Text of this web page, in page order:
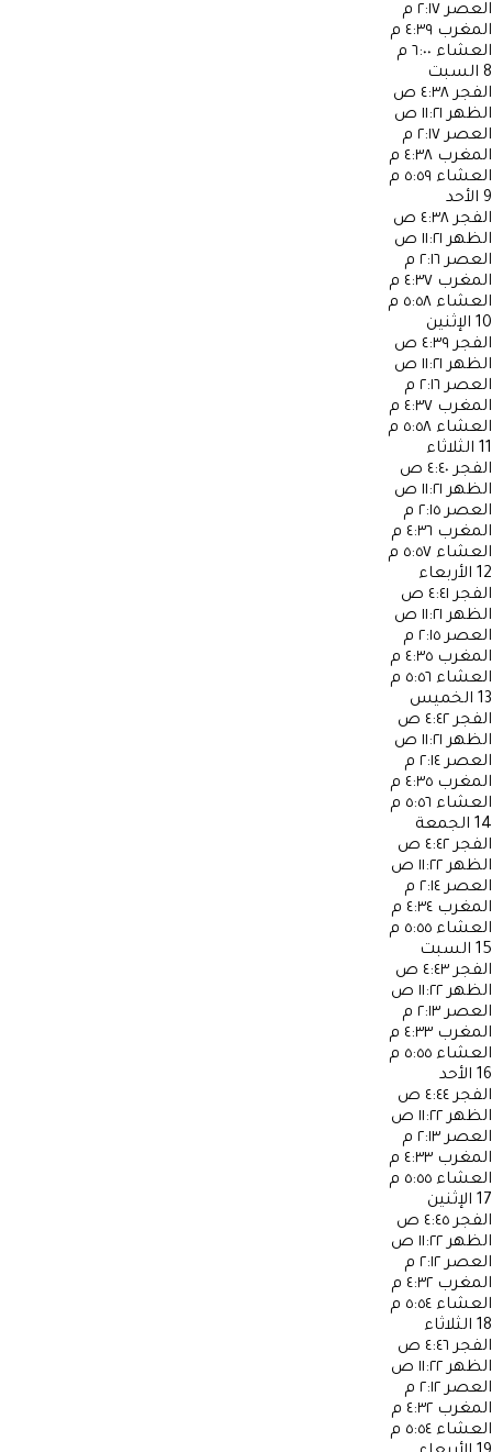
العصر ٢:١٧ م
المغرب ٤:٣٩ م
العشاء ٦:٠٠ م
8 السبت
الفجر ٤:٣٨ ص
الظهر ١١:٢١ ص
العصر ٢:١٧ م
المغرب ٤:٣٨ م
العشاء ٥:٥٩ م
9 الأحد
الفجر ٤:٣٨ ص
الظهر ١١:٢١ ص
العصر ٢:١٦ م
المغرب ٤:٣٧ م
العشاء ٥:٥٨ م
10 الإثنين
الفجر ٤:٣٩ ص
الظهر ١١:٢١ ص
العصر ٢:١٦ م
المغرب ٤:٣٧ م
العشاء ٥:٥٨ م
11 الثلاثاء
الفجر ٤:٤٠ ص
الظهر ١١:٢١ ص
العصر ٢:١٥ م
المغرب ٤:٣٦ م
العشاء ٥:٥٧ م
12 الأربعاء
الفجر ٤:٤١ ص
الظهر ١١:٢١ ص
العصر ٢:١٥ م
المغرب ٤:٣٥ م
العشاء ٥:٥٦ م
13 الخميس
الفجر ٤:٤٢ ص
الظهر ١١:٢١ ص
العصر ٢:١٤ م
المغرب ٤:٣٥ م
العشاء ٥:٥٦ م
14 الجمعة
الفجر ٤:٤٢ ص
الظهر ١١:٢٢ ص
العصر ٢:١٤ م
المغرب ٤:٣٤ م
العشاء ٥:٥٥ م
15 السبت
الفجر ٤:٤٣ ص
الظهر ١١:٢٢ ص
العصر ٢:١٣ م
المغرب ٤:٣٣ م
العشاء ٥:٥٥ م
16 الأحد
الفجر ٤:٤٤ ص
الظهر ١١:٢٢ ص
العصر ٢:١٣ م
المغرب ٤:٣٣ م
العشاء ٥:٥٥ م
17 الإثنين
الفجر ٤:٤٥ ص
الظهر ١١:٢٢ ص
العصر ٢:١٢ م
المغرب ٤:٣٢ م
العشاء ٥:٥٤ م
18 الثلاثاء
الفجر ٤:٤٦ ص
الظهر ١١:٢٢ ص
العصر ٢:١٢ م
المغرب ٤:٣٢ م
العشاء ٥:٥٤ م